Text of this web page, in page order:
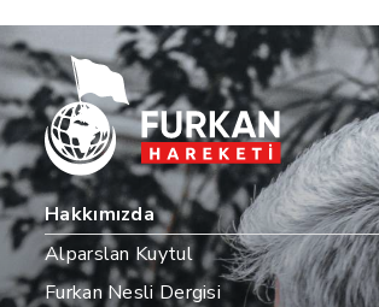
Hakkımızda
Alparslan Kuytul
Furkan Nesli Dergisi